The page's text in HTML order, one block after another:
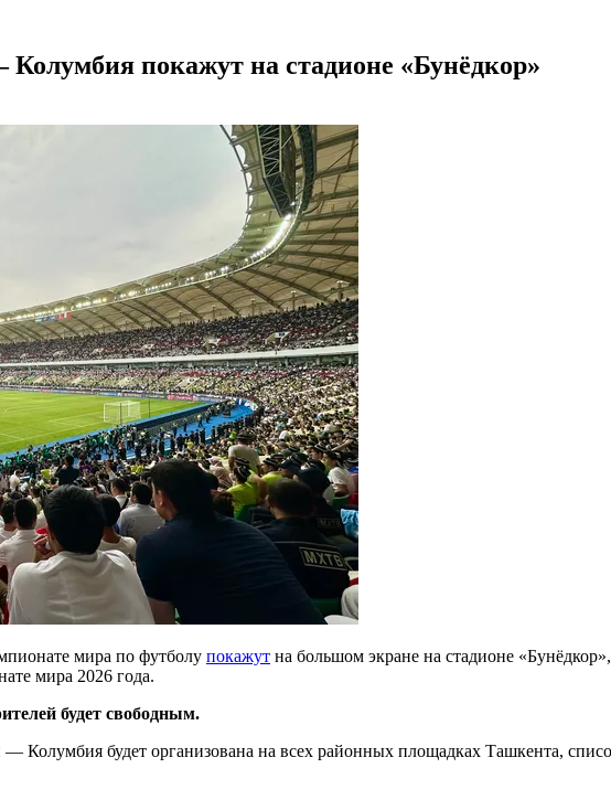
покажут на стадионе «Бунёдкор»
мира по футболу покажут на большом экране на стадионе
мира 2026 года.
будет свободным.
— Колумбия будет организована на всех районных площадках Ташкента,